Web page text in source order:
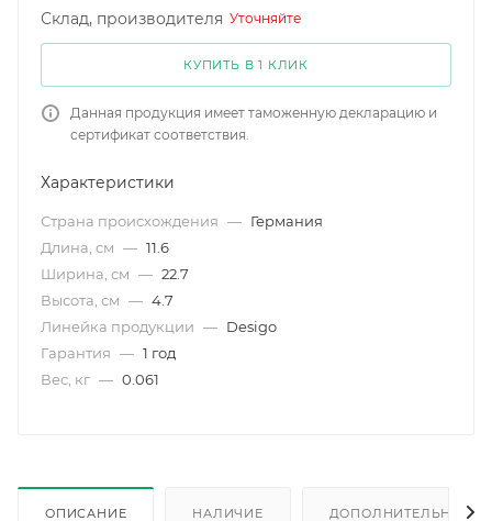
Склад, производителя Уточняйте
КУПИТЬ В 1 КЛИК
Данная продукция имеет таможенную декларацию и
сертификат соответствия.
Характеристики
Страна происхождения — Германия
Длина, см — 11.6
Ширина, см — 22.7
Высота, см — 4.7
Линейка продукции — Desigo
Гарантия — 1 год
Вес, кг — 0.061
ОПИСАНИЕ НАЛИЧИЕ ДОПОЛНИТЕЛЬНО